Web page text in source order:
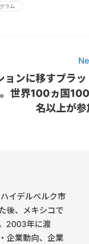
ラム
ョンに移すプラッ
世界100ヵ国
名以上が参
イデルベルク市
後、メキシコで
2003年に渡
企業動向、企業